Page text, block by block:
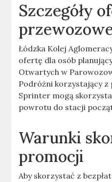
Szczegóły
Łódzka Kolej
ofertę dla osób
Otwartych w
Podróżni korzystający z
Sprinter mogą
powrotu do stacji
Warunki
promocji
Aby skorzystać z